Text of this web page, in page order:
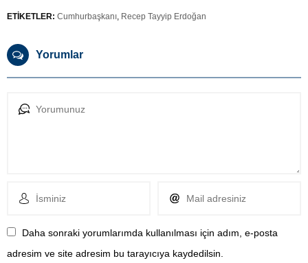
ETİKETLER: Cumhurbaşkanı, Recep Tayyip Erdoğan
Yorumlar
Daha sonraki yorumlarımda kullanılması için adım, e-posta
adresim ve site adresim bu tarayıcıya kaydedilsin.